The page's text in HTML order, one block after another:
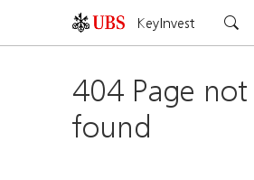
KeyInvest
404 Page not
found